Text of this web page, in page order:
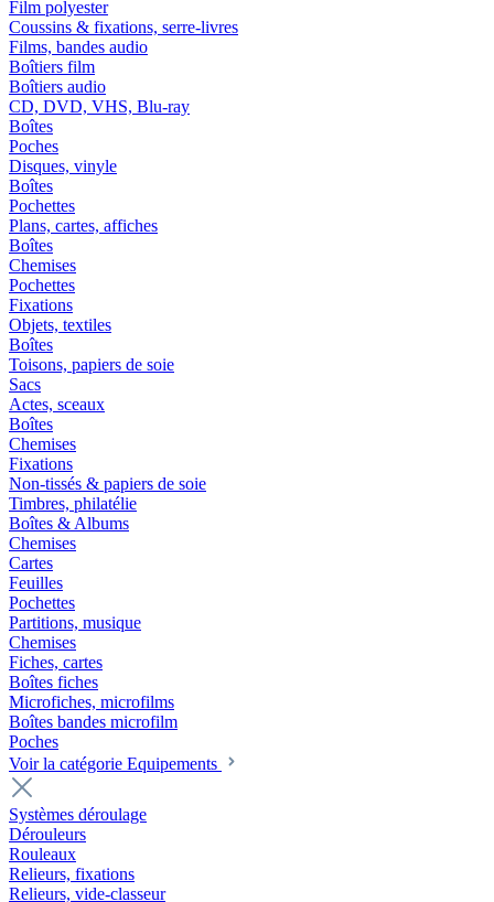
Film polyester
Coussins & fixations, serre-livres
Films, bandes audio
Boîtiers film
Boîtiers audio
CD, DVD, VHS, Blu-ray
Boîtes
Poches
Disques, vinyle
Boîtes
Pochettes
Plans, cartes, affiches
Boîtes
Chemises
Pochettes
Fixations
Objets, textiles
Boîtes
Toisons, papiers de soie
Sacs
Actes, sceaux
Boîtes
Chemises
Fixations
Non-tissés & papiers de soie
Timbres, philatélie
Boîtes & Albums
Chemises
Cartes
Feuilles
Pochettes
Partitions, musique
Chemises
Fiches, cartes
Boîtes fiches
Microfiches, microfilms
Boîtes bandes microfilm
Poches
Voir la catégorie Equipements
Systèmes déroulage
Dérouleurs
Rouleaux
Relieurs, fixations
Relieurs, vide-classeur